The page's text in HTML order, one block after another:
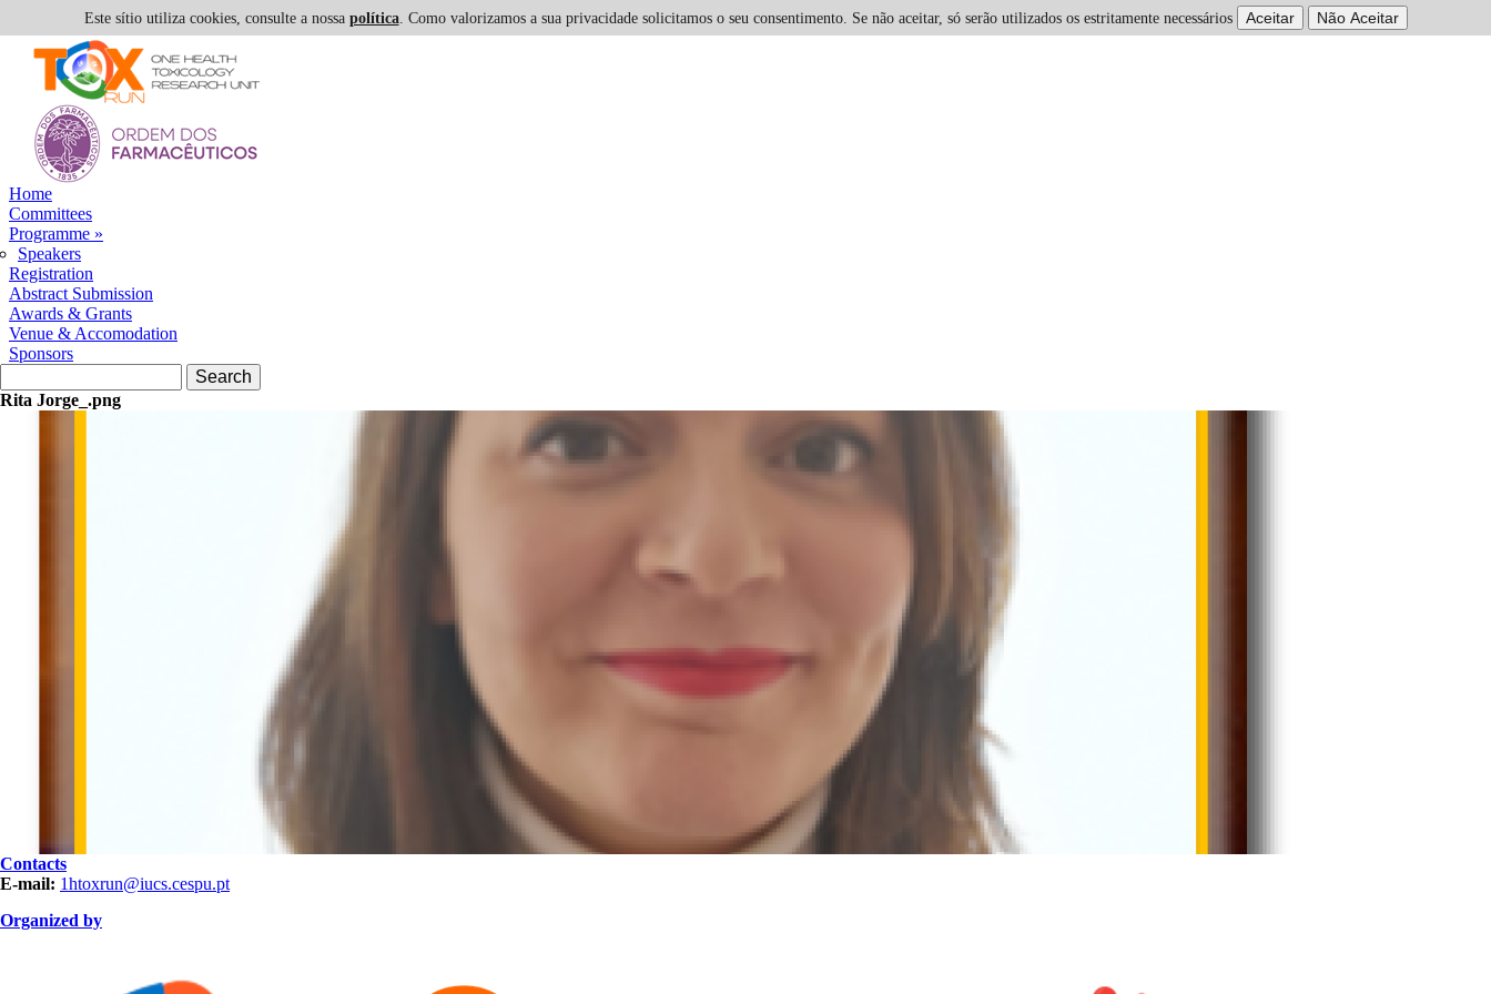
Este sítio utiliza cookies, consulte a nossa política. Como valorizamos a sua privacidade solicitamos o seu consentimento. Se não aceitar, só serão utilizados os estritamente necessários
Skip to navigation
Skip to main content
Home
Committees
Programme »
Speakers
Registration
Abstract Submission
Awards & Grants
Venue & Accomodation
Sponsors
Rita Jorge_.png
Contacts
E-mail: 1htoxrun@iucs.cespu.pt
Organized by